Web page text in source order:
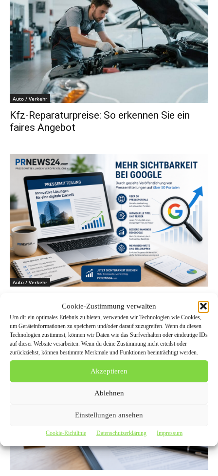
Cookie-Zustimmung verwalten
Um dir ein optimales Erlebnis zu bieten, verwenden wir Technologien wie Cookies,
um Geräteinformationen zu speichern und/oder darauf zuzugreifen. Wenn du diesen
Technologien zustimmst, können wir Daten wie das Surfverhalten oder eindeutige IDs
auf dieser Website verarbeiten. Wenn du deine Zustimmung nicht erteilst oder
zurückziehst, können bestimmte Merkmale und Funktionen beeinträchtigt werden.
Akzeptieren
Ablehnen
Einstellungen ansehen
Cookie-Richtlinie Datenschutzerklärung Impressum
Auto / Verkehr
Kfz-Reparaturpreise: So erkennen Sie ein
faires Angebot
Auto / Verkehr
Individualisierung in der PR: So steigern Sie
Ihre Online-Sichtbarkeit